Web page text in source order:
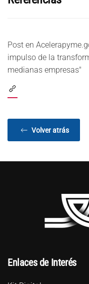
Post en
impulso de la
medianas empresas"
Volver atrás
Enlaces de Interés